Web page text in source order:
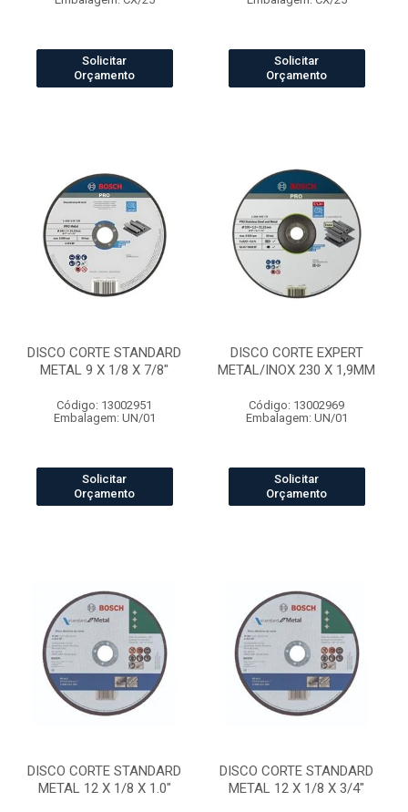
Solicitar
Orçamento
Solicitar
Orçamento
DISCO CORTE STANDARD
METAL 9 X 1/8 X 7/8"
Código: 13002951
Embalagem: UN/01
Solicitar
Orçamento
DISCO CORTE EXPERT
METAL/INOX 230 X 1,9MM
Código: 13002969
Embalagem: UN/01
Solicitar
Orçamento
DISCO CORTE STANDARD
METAL 12 X 1/8 X 1.0"
DISCO CORTE STANDARD
METAL 12 X 1/8 X 3/4"